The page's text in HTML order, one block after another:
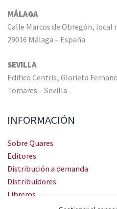
MÁLAGA
Calle Marcos de Obregón, local
29016 Málaga – España
SEVILLA
Edifico Centris, Glorieta
Tomares – Sevilla
INFORMACIÓN
Sobre Quares
Editores
Distribución a demanda
Distribuidores
Libreros
Servicio Landingweb